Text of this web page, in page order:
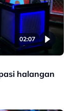
02:07
halangan